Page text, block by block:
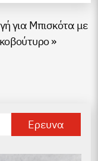
για Μπισκότα με
»